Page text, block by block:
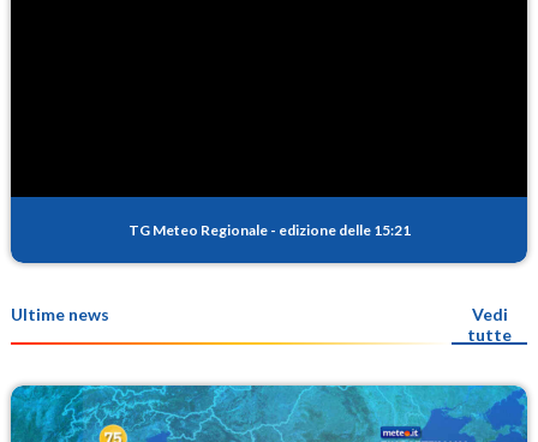
TG Meteo Regionale - edizione delle 15:21
Ultime news
Vedi
tutte